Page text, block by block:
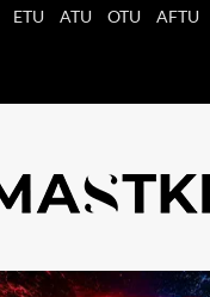
ETU ATU OTU AFTU